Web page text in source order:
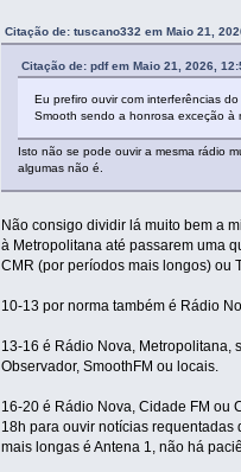
Citação de: tuscano332 em Maio 21,
Citação de: pdf em Maio 21, 2026,
Eu prefiro ouvir com interferências
Smooth sendo a honrosa exceção à
Isto não se pode ouvir a mesma rádio
algumas não é.
Não consigo dividir lá muito bem a
à Metropolitana até passarem uma
CMR (por períodos mais longos) ou
10-13 por norma também é Rádio
13-16 é Rádio Nova, Metropolitana,
Observador, SmoothFM ou locais.
16-20 é Rádio Nova, Cidade FM ou
18h para ouvir notícias
mais longas é Antena 1, não há